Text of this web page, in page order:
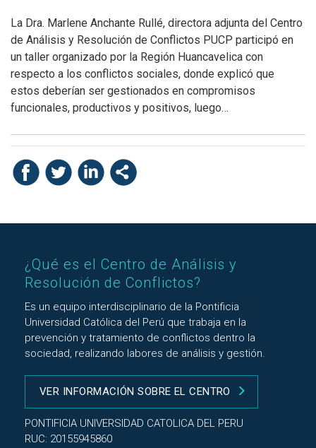
La Dra. Marlene Anchante Rullé, directora adjunta del Centro
de Análisis y Resolución de Conflictos PUCP participó en
un taller organizado por la Región Huancavelica con
respecto a los conflictos sociales, donde explicó que
estos deberían ser gestionados en compromisos
funcionales, productivos y positivos, luego…
¿Qué es el Centro de Análisis y
Resolución de Conflictos?
Es un equipo interdisciplinario de la Pontificia
Universidad Católica del Perú que trabaja en la
prevención y tratamiento de conflictos dentro la
sociedad, realizando labores de análisis y gestión.
VER INFORMACIÓN SOBRE EL CENTRO
PONTIFICIA UNIVERSIDAD CATOLICA DEL PERU
RUC: 20155945860